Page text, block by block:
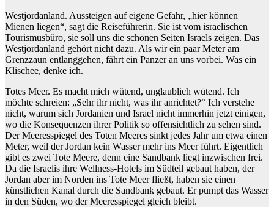
Westjordanland. Aussteigen auf eigene Gefahr, „hier können
Mienen liegen“, sagt die Reiseführerin. Sie ist vom israelischen
Tourismusbüro, sie soll uns die schönen Seiten Israels zeigen. Das
Westjordanland gehört nicht dazu. Als wir ein paar Meter am
Grenzzaun entlanggehen, fährt ein Panzer an uns vorbei. Was ein
Klischee, denke ich.
Totes Meer. Es macht mich wütend, unglaublich wütend. Ich
möchte schreien: „Sehr ihr nicht, was ihr anrichtet?“ Ich verstehe
nicht, warum sich Jordanien und Israel nicht immerhin jetzt einigen,
wo die Konsequenzen ihrer Politik so offensichtlich zu sehen sind.
Der Meeresspiegel des Toten Meeres sinkt jedes Jahr um etwa einen
Meter, weil der Jordan kein Wasser mehr ins Meer führt. Eigentlich
gibt es zwei Tote Meere, denn eine Sandbank liegt inzwischen frei.
Da die Israelis ihre Wellness-Hotels im Südteil gebaut haben, der
Jordan aber im Norden ins Tote Meer fließt, haben sie einen
künstlichen Kanal durch die Sandbank gebaut. Er pumpt das Wasser
in den Süden, wo der Meeresspiegel gleich bleibt.